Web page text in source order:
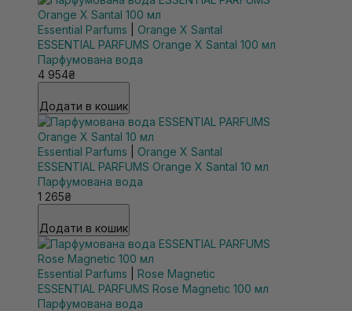
Essential Parfums
Orange X Santal
ESSENTIAL PARFUMS Orange X Santal 100 мл
Парфумована вода
4 954₴
Додати в кошик
Essential Parfums
Orange X Santal
ESSENTIAL PARFUMS Orange X Santal 10 мл
Парфумована вода
1 265₴
Додати в кошик
Essential Parfums
Rose Magnetic
ESSENTIAL PARFUMS Rose Magnetic 100 мл
Парфумована вода